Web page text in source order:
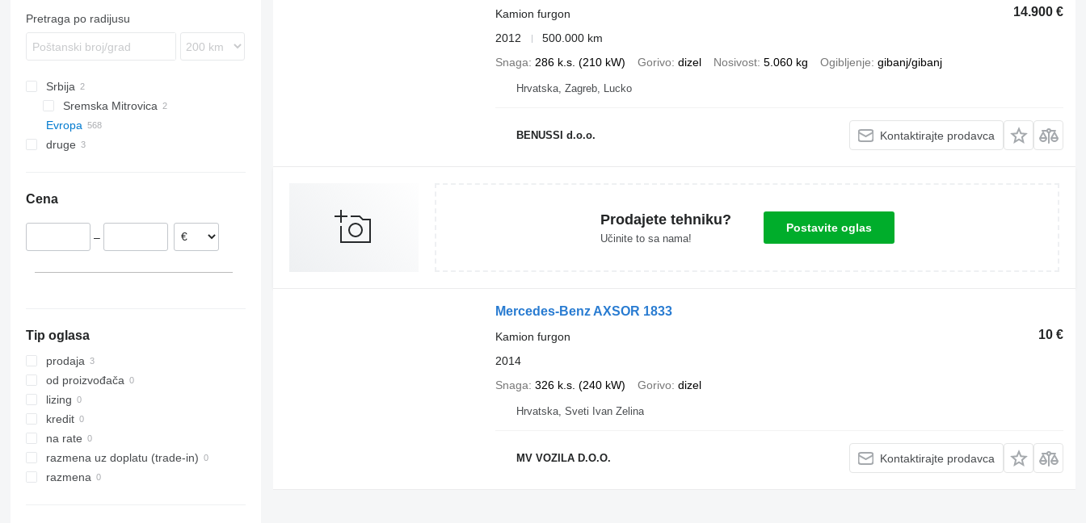
Pretraga po radijusu
Srbija
Sremska Mitrovica
Evropa
Nemačka
Španija
Mađarska
druge
Cena
–
Tip oglasa
prodaja
od proizvođača
lizing
kredit
na rate
razmena uz doplatu (trade-in)
razmena
14.900 €
Kamion furgon
2012
500.000 km
Snaga
286 k.s. (210 kW) Gorivo dizel Nosivost 5.060 kg Ogibljenje gibanj/gibanj
Hrvatska, Zagreb, Lucko
BENUSSI d.o.o. Kontaktirajte prodavca
Prodajete tehniku?
Učinite to sa nama!
Postavite oglas
Mercedes-Benz AXSOR 1833
10 €
Kamion furgon
2014
Snaga 326 k.s. (240 kW) Gorivo dizel
Hrvatska, Sveti Ivan Zelina
MV VOZILA D.O.O. Kontaktirajte prodavca